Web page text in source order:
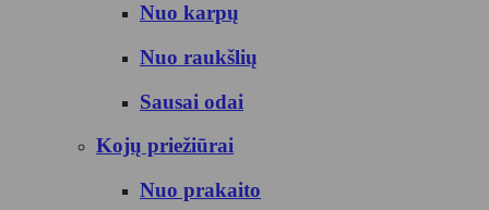
Nuo karpų
Nuo raukšlių
Sausai odai
Kojų priežiūrai
Nuo prakaito